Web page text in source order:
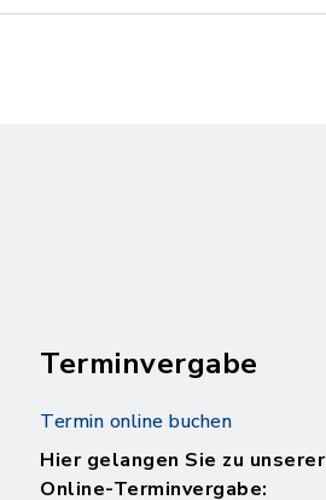
Terminvergabe
Termin online buchen
Hier gelangen Sie zu unserer
Online-Terminvergabe: